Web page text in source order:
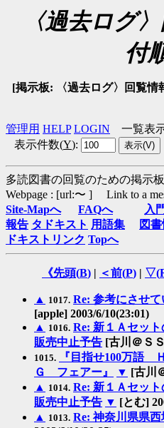
〈過去ログ
付
[掲示板: 〈過去ログ〉回覧情
管理用 HELP LOGIN 一覧表
表示件数(Y):
多読図書の回覧のための掲示
Webpage : [url:〜 ] Link to a
Site-Mapへ
FAQへ 入
報告 タドキスト 用語集 図
ドキストリンク Topへ
《先頭(B) | ＜前(P) | ▽(
▲ 1017. Re: 参考にさせ
[apple] 2003/6/10(23:01)
▲ 1016. Re: 新１Ａセッ
販売中止予告 [古川＠Ｓ
1015.
『目指せ100万語
Ｇ フェアー』
▼ [古川
▲ 1014. Re: 新１Ａセッ
販売中止予告 ▼ [とむ]
▲ 1013. Re: 神奈川県県西